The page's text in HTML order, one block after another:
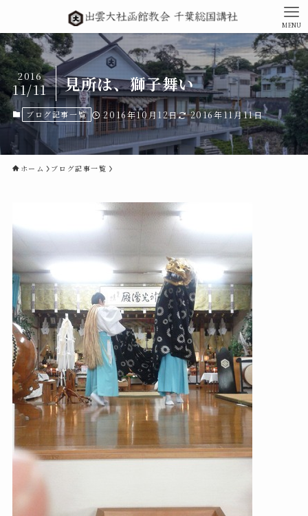
MENU
見所は、獅子舞い
2016
11/11
ブログ記事一覧 2016年10月12日 2016年11月11日
ホーム ブログ記事一覧